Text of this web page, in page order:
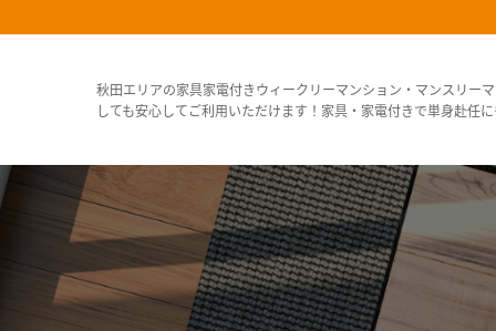
秋田エリアの家具家電付きウィークリーマンション・マンスリー
しても安心してご利用いただけます！家具・家電付きで単身赴任